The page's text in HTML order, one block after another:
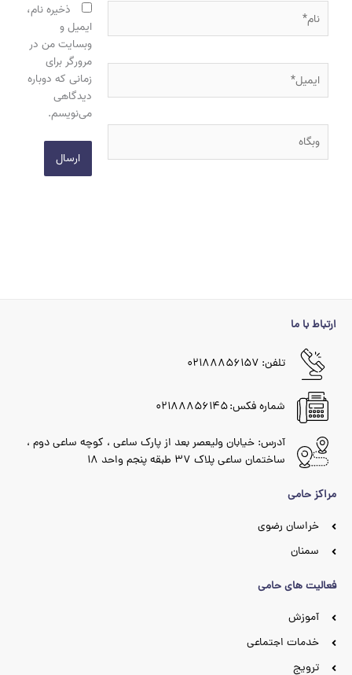
وبگاه
ذخیره نام،
ایمیل و
وبسایت من در
مرورگر برای
زمانی که دوباره
دیدگاهی
می‌نویسم.
ارتباط با ما
تلفن: ۰۲۱۸۸۸۵۶۱۵۷
شماره فکس: ۰۲۱۸۸۸۵۶۱۴۵
آدرس: خیابان ولیعصر بعد از پارک ساعی ، کوچه ساعی دوم ،
ساختمان ساعی پلاک ۳۷ طبقه پنجم واحد ۱۸
مراکز حامی
خراسان رضوی
سمنان
فعالیت های حامی
آموزش
خدمات اجتماعی
ترویج